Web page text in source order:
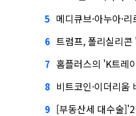
5 메디큐브·아누아·리
6 트럼프, 폴리실리콘 '15%
7 홈플러스의 'K트레이더
8 비트코인·이더리
9 [부동산세 대수술]'2년